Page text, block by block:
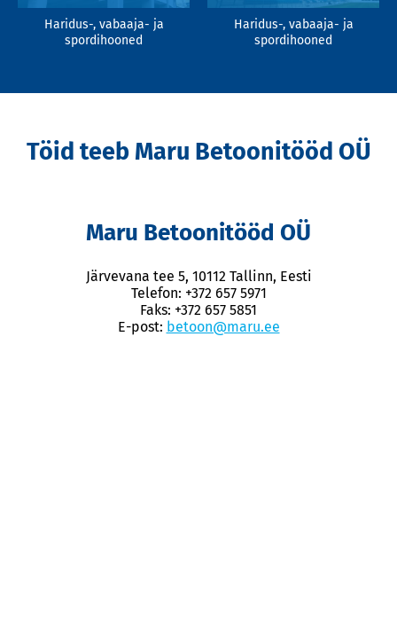
Haridus-, vabaaja- ja
spordihooned
Haridus-, vabaaja- ja
spordihooned
Töid teeb Maru Betoonitööd OÜ
Maru Betoonitööd OÜ
Järvevana tee 5, 10112 Tallinn, Eesti
Telefon: +372 657 5971
Faks: +372 657 5851
E-post: betoon@maru.ee